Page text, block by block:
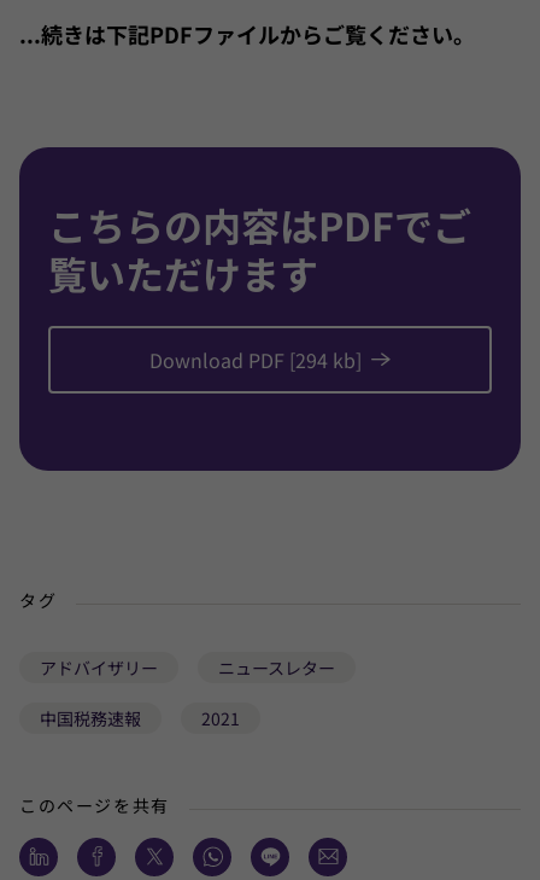
...続きは下記PDFファイルからご覧ください。
こちらの内容はPDFでご
覧いただけます
Download PDF [294 kb]
タグ
アドバイザリー ニュースレター
中国税務速報 2021
このページを共有